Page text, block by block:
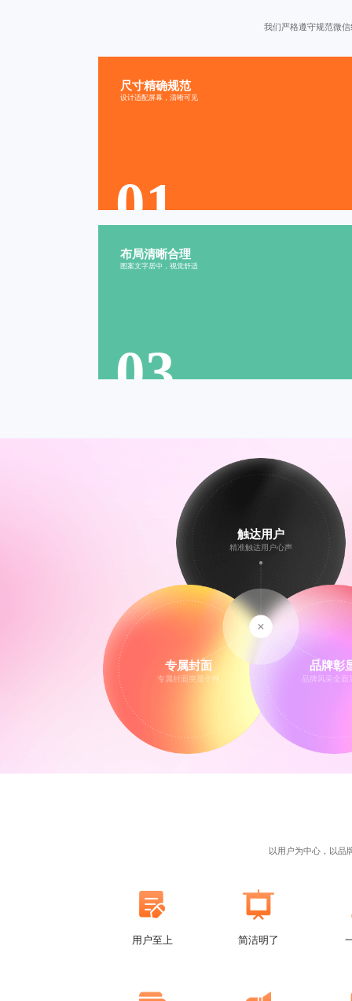
我们严格遵守规范微
尺寸精确规范
设计适配屏幕，清晰可见
01
布局清晰合理
图案文字居中，视觉舒适
03
触达用户
精准触达用户心声
专属封面
专属封面突显个性
品牌彰
品牌风采全面
以用户为中心，以品
用户至上 简洁明了